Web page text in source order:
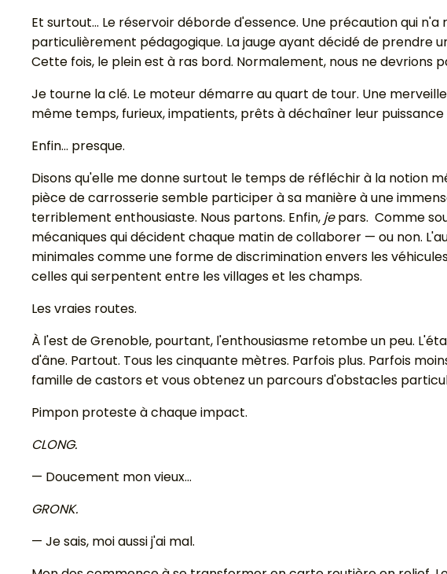
Et surtout... Le réservoir déborde d'essence. Une précaution qui
particulièrement pédagogique. La jauge ayant décidé de prendre
Cette fois, le plein est à ras bord. Normalement, nous ne devrions
Je tourne la clé. Le moteur démarre au quart de tour. Une
même temps, furieux, impatients, prêts à déchaîner leur
Enfin... presque.
Disons qu'elle me donne surtout le temps de réfléchir à la notion
pièce de carrosserie semble participer à sa manière à une
terriblement enthousiaste. Nous partons. Enfin, jepars. Comme
mécaniques qui décident chaque matin de collaborer — ou non.
minimales comme une forme de discrimination envers les
celles qui serpentent entre les villages et les champs.
Les vraies routes.
À l'est de Grenoble, pourtant, l'enthousiasme retombe un peu.
d'âne. Partout. Tous les cinquante mètres. Parfois plus. Parfois
famille de castors et vous obtenez un parcours d'obstacles
Pimpon proteste à chaque impact.
CLONG.
— Doucement mon vieux...
GRONK.
— Je sais, moi aussi j'ai mal.